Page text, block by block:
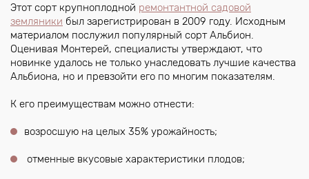
Этот сорт крупноплодной ремонтантной садовой
земляники был зарегистрирован в 2009 году. Исходным
материалом послужил популярный сорт Альбион.
Оценивая Монтерей, специалисты утверждают, что
новинке удалось не только унаследовать лучшие качества
Альбиона, но и превзойти его по многим показателям.
К его преимуществам можно отнести:
возросшую на целых 35% урожайность;
отменные вкусовые характеристики плодов;